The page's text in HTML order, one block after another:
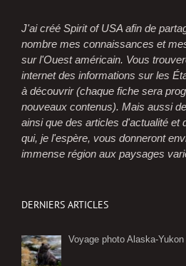
J'ai créé Spirit of USA afin de
nombre mes connaissances et
sur l'Ouest américain. Vous
internet des informations sur les
à découvrir (chaque fiche sera
nouveaux contenus). Mais aussi
ainsi que des articles d'actualité et
qui, je l'espère, vous donneront
immense région aux paysages
DERNIERS ARTICLES
Voyage photo Alaska-Yukon